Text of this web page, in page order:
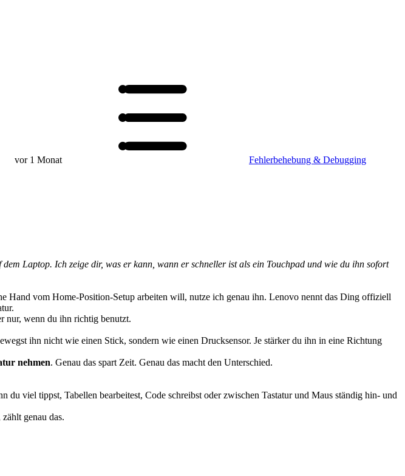
vor 1 Monat Fehlerbehebung & Debugging
Laptop. Ich zeige dir, was er kann, wann er schneller ist als ein Touchpad und wie du ihn sofort
vom Home-Position-Setup arbeiten will, nutze ich genau ihn. Lenovo nennt das Ding offiziell
nur, wenn du ihn richtig benutzt.
ihn nicht wie einen Stick, sondern wie einen Drucksensor. Je stärker du ihn in eine Richtung
nehmen. Genau das spart Zeit. Genau das macht den Unterschied.
viel tippst, Tabellen bearbeitest, Code schreibst oder zwischen Tastatur und Maus ständig hin- und
genau das.